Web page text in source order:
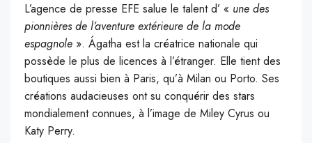
L’agence de presse EFE salue le talent d’ « une des
pionnières de l’aventure extérieure de la mode
espagnole ». Ágatha est la créatrice nationale qui
possède le plus de licences à l’étranger. Elle tient des
boutiques aussi bien à Paris, qu’à Milan ou Porto. Ses
créations audacieuses ont su conquérir des stars
mondialement connues, à l’image de Miley Cyrus ou
Katy Perry.